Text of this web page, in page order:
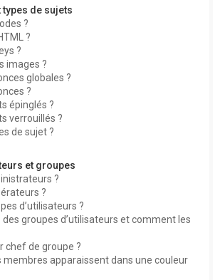
types de sujets
?
?
?
images ?
globales ?
?
épinglés ?
verrouillés ?
de sujet ?
et groupes
?
?
d’utilisateurs ?
groupes d’utilisateurs et comment les
chef de groupe ?
membres apparaissent dans une couleur